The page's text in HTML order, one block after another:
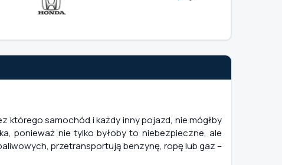
którego samochód i każdy inny pojazd, nie mógłby
ponieważ nie tylko byłoby to niebezpieczne, ale
przetransportują benzynę, ropę lub gaz –